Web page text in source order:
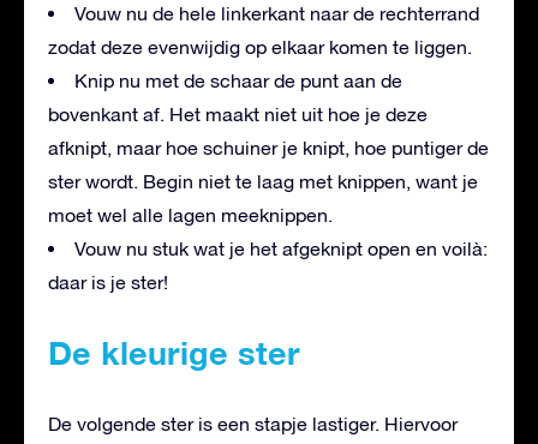
Vouw nu de hele linkerkant naar de rechterrand
zodat deze evenwijdig op elkaar komen te liggen.
Knip nu met de schaar de punt aan de
bovenkant af. Het maakt niet uit hoe je deze
afknipt, maar hoe schuiner je knipt, hoe puntiger de
ster wordt. Begin niet te laag met knippen, want je
moet wel alle lagen meeknippen.
Vouw nu stuk wat je het afgeknipt open en voilà:
daar is je ster!
De kleurige ster
De volgende ster is een stapje lastiger. Hiervoor